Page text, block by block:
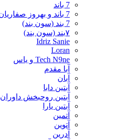
7 باند
7 باند و بهروز صفاریان
7 بند (سون بند)
۷بند (سون بند)
Idriz Sanie
Loran
Tech N9ne و یاس
آبا مقدم
آبان
آبتین دابا
آبتین روحبخش داوران
آبتین یارا
آتمین
آتوین
آدرین